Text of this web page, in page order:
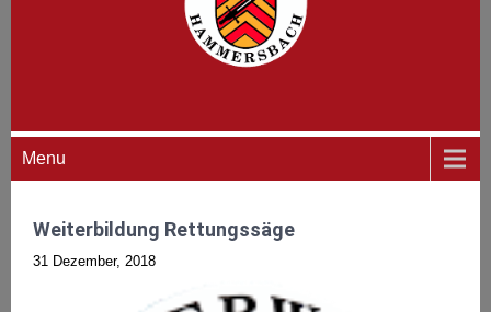
Menu
Weiterbildung Rettungssäge
31 Dezember, 2018